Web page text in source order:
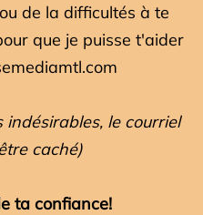
de la difficultés à te
que je puisse t'aider
le courriel
caché)
ta confiance!